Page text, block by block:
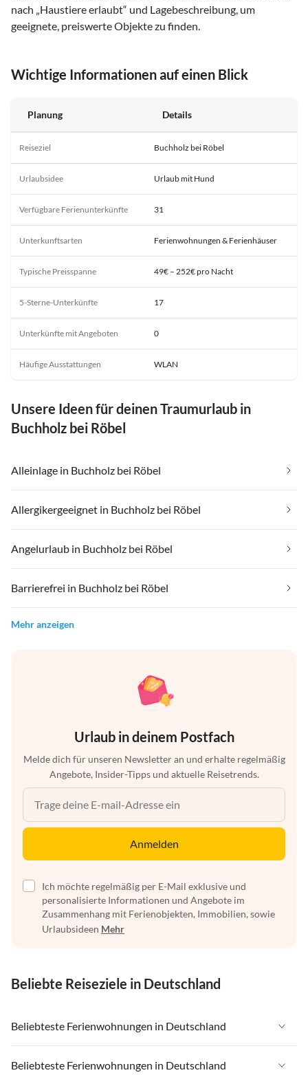
nach „Haustiere erlaubt“ und Lagebeschreibung, um
geeignete, preiswerte Objekte zu finden.
Wichtige Informationen auf einen Blick
Planung Details
Reiseziel Buchholz bei Röbel
Urlaubsidee Urlaub mit Hund
Verfügbare Ferienunterkünfte 31
Unterkunftsarten Ferienwohnungen & Ferienhäuser
Typische Preisspanne 49€ – 252€ pro Nacht
5-Sterne-Unterkünfte 17
Unterkünfte mit Angeboten 0
Häufige Ausstattungen WLAN
Unsere Ideen für deinen Traumurlaub in
Buchholz bei Röbel
Alleinlage in Buchholz bei Röbel
Allergikergeeignet in Buchholz bei Röbel
Angelurlaub in Buchholz bei Röbel
Barrierefrei in Buchholz bei Röbel
Mehr anzeigen
Urlaub in deinem Postfach
Melde dich für unseren Newsletter an und erhalte regelmäßig
Angebote, Insider-Tipps und aktuelle Reisetrends.
Anmelden
Ich möchte regelmäßig per E-Mail exklusive und
personalisierte Informationen und Angebote im
Zusammenhang mit Ferienobjekten, Immobilien, sowie
Urlaubsideen Mehr
Beliebte Reiseziele in Deutschland
Beliebteste Ferienwohnungen in Deutschland
Ferienwohnungen in Deutschland
Beliebteste Ferienwohnungen in Deutschland